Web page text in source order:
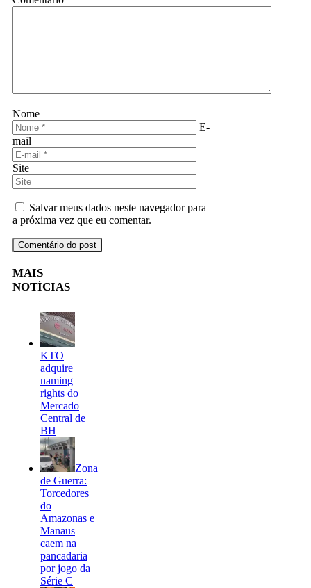
Nome
E-
mail
Site
Salvar meus dados neste navegador para
a próxima vez que eu comentar.
MAIS
NOTÍCIAS
KTO
adquire
naming
rights do
Mercado
Central de
BH
Zona
de Guerra:
Torcedores
do
Amazonas e
Manaus
caem na
pancadaria
por jogo da
Série C